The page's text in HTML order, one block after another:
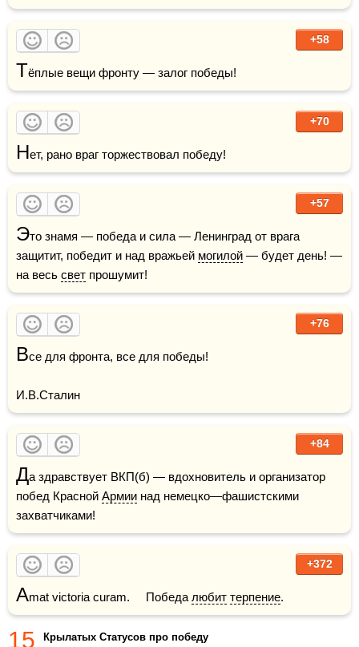
+58
Тёплые вещи фронту — залог победы!
+70
Нет, рано враг торжествовал победу!
+57
Это знамя — победа и сила — Ленинград от врага
защитит, победит и над вражьей могилой — будет день! —
на весь свет прошумит!
+76
Все для фронта, все для победы!
И.В.Сталин
+84
Да здравствует ВКП(б) — вдохновитель и организатор
побед Красной Армии над немецко—фашистскими
захватчиками!
+372
Amat victoria curam.     Победа любит терпение.
15 Крылатых Статусов про победу